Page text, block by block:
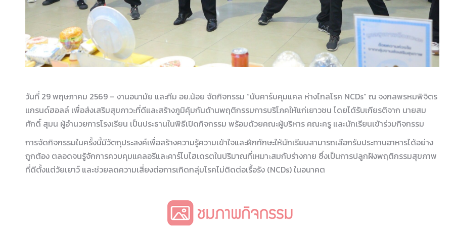
วันที่ 29 พฤษภาคม 2569 – งานอนามัย และทีม อย.น้อย จัดกิจกรรม “นับคาร์บคุมแคล ห่างไกลโรค NCDs” ณ จงกลพรหมพิจิตร
แกรนด์ฮอลล์ เพื่อส่งเสริมสุขภาวะที่ดีและสร้างภูมิคุ้มกันด้านพฤติกรรมการบริโภคให้แก่เยาวชน โดยได้รับเกียรติจาก นายสม
ศักดิ์ สุมน ผู้อำนวยการโรงเรียน เป็นประธานในพิธีเปิดกิจกรรม พร้อมด้วยคณะผู้บริหาร คณะครู และนักเรียนเข้าร่วมกิจกรรม
การจัดกิจกรรมในครั้งนี้มีวัตถุประสงค์เพื่อสร้างความรู้ความเข้าใจและฝึกทักษะให้นักเรียนสามารถเลือกรับประทานอาหารได้อย่าง
ถูกต้อง ตลอดจนรู้จักการควบคุมแคลอรีและคาร์โบไฮเดรตในปริมาณที่เหมาะสมกับร่างกาย ซึ่งเป็นการปลูกฝังพฤติกรรมสุขภาพ
ที่ดีตั้งแต่วัยเยาว์ และช่วยลดความเสี่ยงต่อการเกิดกลุ่มโรคไม่ติดต่อเรื้อรัง (NCDs) ในอนาคต